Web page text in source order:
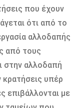
που έχουν
ότι από το
αλλοδαπής
από τους
στην αλλοδαπή
κρατήσεις υπέρ
επιβάλλονται με